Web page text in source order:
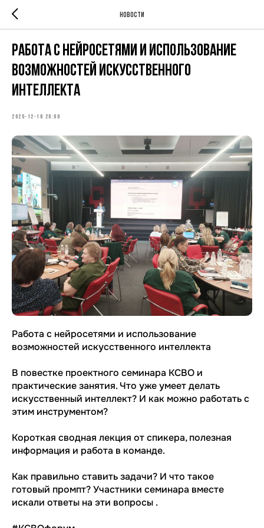
Новости
Работа с нейросетями и использование
возможностей искусственного
интеллекта
2025-12-16 20:00
Работа с нейросетями и использование
возможностей искусственного интеллекта
В повестке проектного семинара КСВО и
практические занятия. Что уже умеет делать
искусственный интеллект? И как можно работать с
этим инструментом?
Короткая сводная лекция от спикера, полезная
информация и работа в команде.
Как правильно ставить задачи? И что такое
готовый промпт? Участники семинара вместе
искали ответы на эти вопросы .